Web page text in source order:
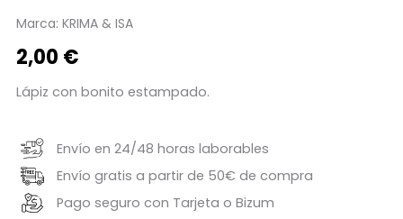
Marca: KRIMA & ISA
2,00 €
Lápiz con bonito estampado.
Envío en 24/48 horas laborables
Envío gratis a partir de 50€ de compra
Pago seguro con Tarjeta o Bizum